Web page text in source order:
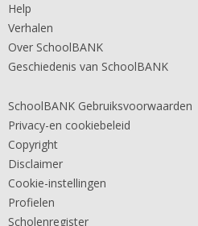
Help
Verhalen
Over SchoolBANK
Geschiedenis van SchoolBANK
SchoolBANK Gebruiksvoorwaarden
Privacy-en cookiebeleid
Copyright
Disclaimer
Cookie-instellingen
Profielen
Scholenregister